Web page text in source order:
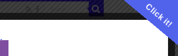
Click it!